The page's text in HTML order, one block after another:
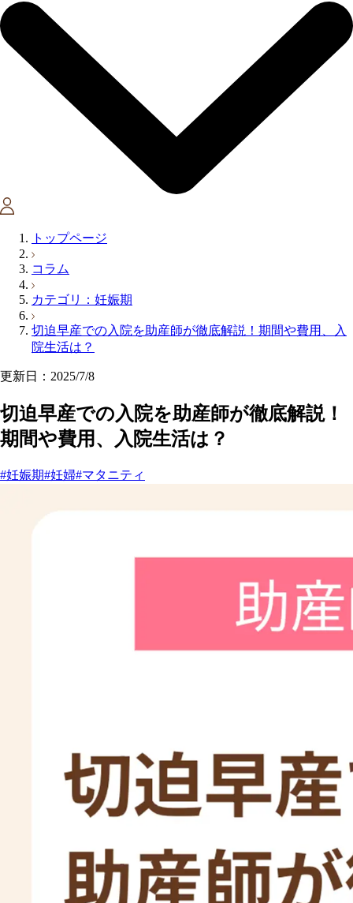
トップページ
コラム
カテゴリ：妊娠期
切迫早産での入院を助産師が徹底解説！期間や費用、入
院生活は？
更新日：2025/7/8
切迫早産での入院を助産師が徹底解説！
期間や費用、入院生活は？
#妊娠期#妊婦#マタニティ